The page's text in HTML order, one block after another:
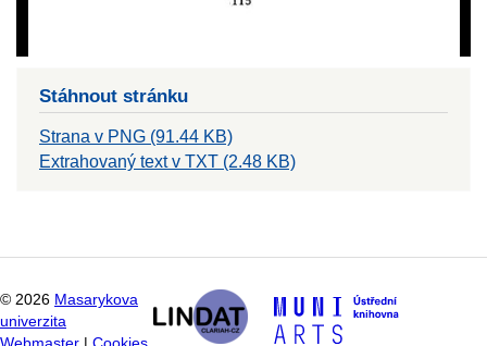
Stáhnout stránku
Strana v PNG (91.44 KB)
Extrahovaný text v TXT (2.48 KB)
© 2026 Masarykova
univerzita